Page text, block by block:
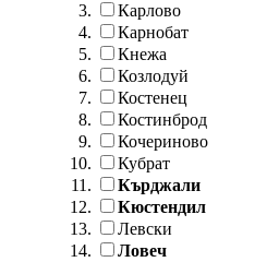
Карлово
Карнобат
Кнежа
Козлодуй
Костенец
Костинброд
Кочериново
Кубрат
Кърджали
Кюстендил
Левски
Ловеч